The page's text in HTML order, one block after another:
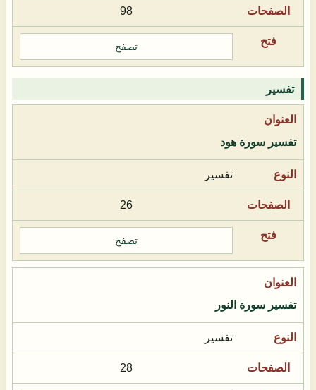
98
تصفح
تفسير
تفسير سورة هود
تفسير
26
تصفح
تفسير سورة النور
تفسير
28